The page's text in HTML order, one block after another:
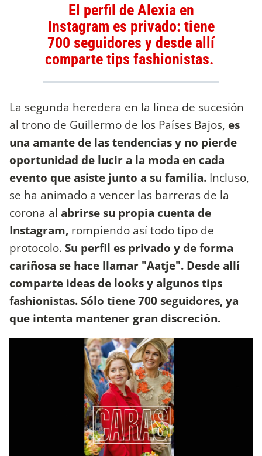
El perfil de Alexia en
Instagram es privado: tiene
700 seguidores y desde allí
comparte tips fashionistas.
La segunda heredera en la línea de sucesión
al trono de Guillermo de los Países Bajos, es
una amante de las tendencias y no pierde
oportunidad de lucir a la moda en cada
evento que asiste junto a su familia. Incluso,
se ha animado a vencer las barreras de la
corona al abrirse su propia cuenta de
Instagram, rompiendo así todo tipo de
protocolo. Su perfil es privado y de forma
cariñosa se hace llamar "Aatje". Desde allí
comparte ideas de looks y algunos tips
fashionistas. Sólo tiene 700 seguidores, ya
que intenta mantener gran discreción.